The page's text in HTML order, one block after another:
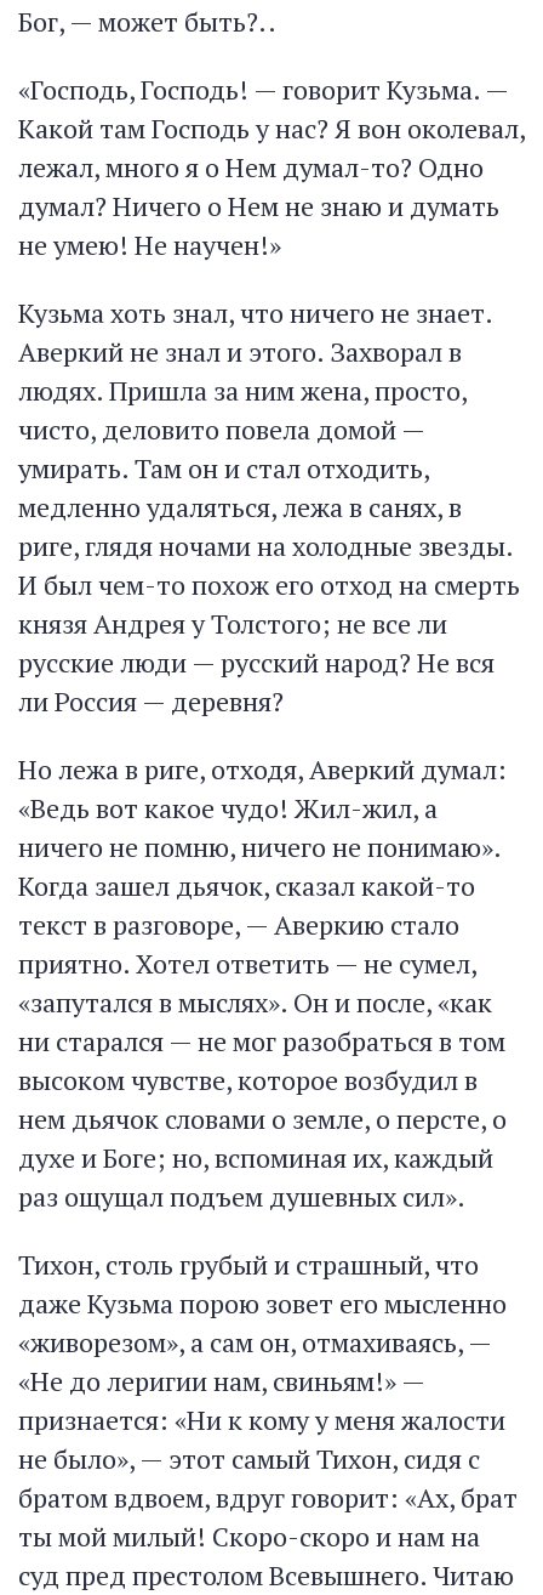
Бог, — может быть?..
«Господь, Господь! — говорит Кузьма. —
Какой там Господь у нас? Я вон околевал,
лежал, много я о Нем думал-то? Одно
думал? Ничего о Нем не знаю и думать
не умею! Не научен!»
Кузьма хоть знал, что ничего не знает.
Аверкий не знал и этого. Захворал в
людях. Пришла за ним жена, просто,
чисто, деловито повела домой —
умирать. Там он и стал отходить,
медленно удаляться, лежа в санях, в
риге, глядя ночами на холодные звезды.
И был чем-то похож его отход на смерть
князя Андрея у Толстого; не все ли
русские люди — русский народ? Не вся
ли Россия — деревня?
Но лежа в риге, отходя, Аверкий думал:
«Ведь вот какое чудо! Жил-жил, а
ничего не помню, ничего не понимаю».
Когда зашел дьячок, сказал какой-то
текст в разговоре, — Аверкию стало
приятно. Хотел ответить — не сумел,
«запутался в мыслях». Он и после, «как
ни старался — не мог разобраться в том
высоком чувстве, которое возбудил в
нем дьячок словами о земле, о персте, о
духе и Боге; но, вспоминая их, каждый
раз ощущал подъем душевных сил».
Тихон, столь грубый и страшный, что
даже Кузьма порою зовет его мысленно
«живорезом», а сам он, отмахиваясь, —
«Не до леригии нам, свиньям!» —
признается: «Ни к кому у меня жалости
не было», — этот самый Тихон, сидя с
братом вдвоем, вдруг говорит: «Ах, брат
ты мой милый! Скоро-скоро и нам на
суд пред престолом Всевышнего. Читаю